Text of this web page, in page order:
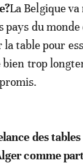
La Belgique
pays du
table pour
trop
des
comme